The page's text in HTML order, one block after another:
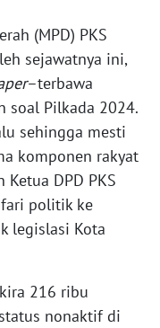
(MPD) PKS
sejawatnya ini,
–terbawa
soal Pilkada 2024.
sehingga mesti
komponen rakyat
DPD PKS
politik ke
legislasi Kota
216 ribu
nonaktif di